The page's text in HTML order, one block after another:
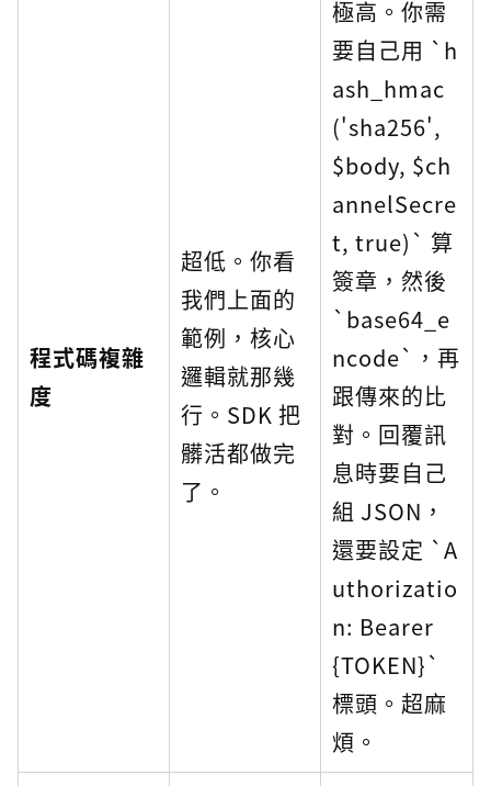
程式碼複雜
度
超低。你看
我們上面的
範例，核心
邏輯就那幾
行。SDK 把
髒活都做完
了。
極高。你需
要自己用 `h
ash_hmac
('sha256',
$body, $ch
annelSecre
t, true)` 算
簽章，然後
`base64_e
ncode`，再
跟傳來的比
對。回覆訊
息時要自己
組 JSON，
還要設定 `A
uthorizatio
n: Bearer
{TOKEN}`
標頭。超麻
煩。